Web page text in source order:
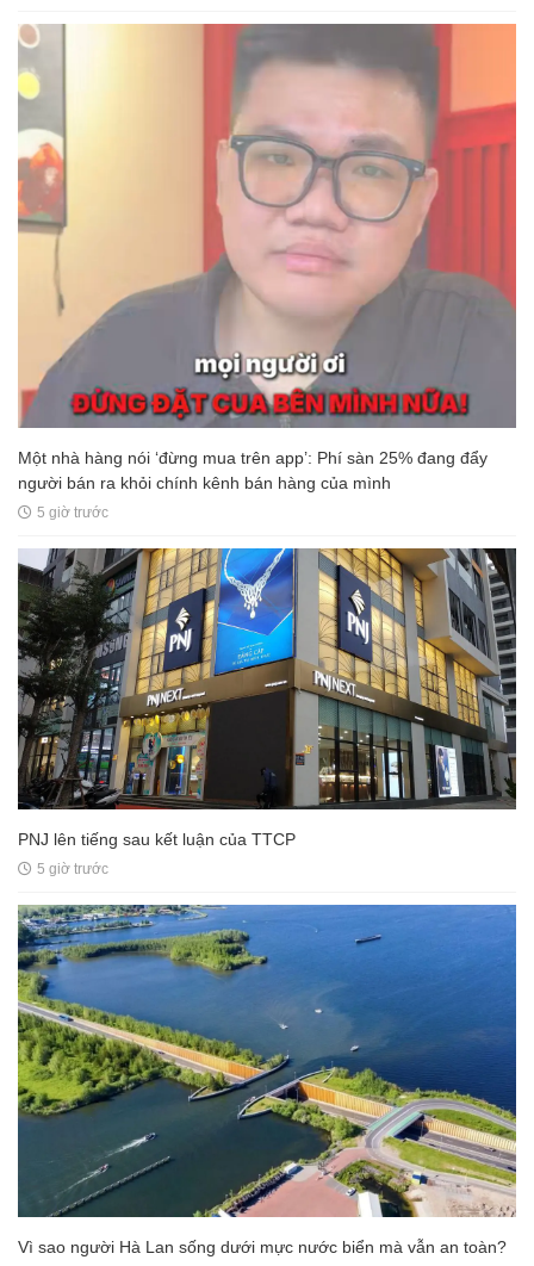
Một nhà hàng nói ‘đừng mua trên app’: Phí sàn 25% đang đẩy
người bán ra khỏi chính kênh bán hàng của mình
5 giờ trước
PNJ lên tiếng sau kết luận của TTCP
5 giờ trước
Vì sao người Hà Lan sống dưới mực nước biển mà vẫn an toàn?